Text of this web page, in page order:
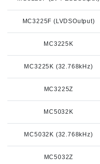
MC3225F (LVDSOutput)
MC3225K
MC3225K (32.768kHz)
MC3225Z
MC5032K
MC5032K (32.768kHz)
MC5032Z